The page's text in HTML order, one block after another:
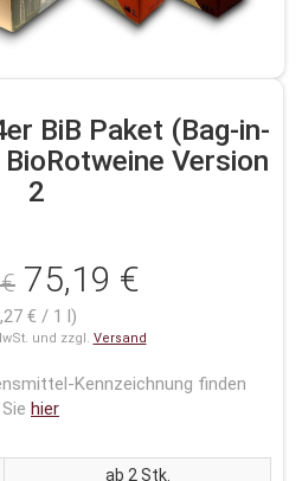
BiB Paket (Bag-in-
Version
2
75,19 €
€ / 1 l)
und zzgl. Versand
Kennzeichnung finden
Sie hier
ab 2 Stk.